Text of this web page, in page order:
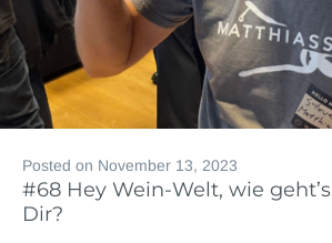
Posted on November 13, 2023
#68 Hey Wein-Welt, wie geht’s
Dir?